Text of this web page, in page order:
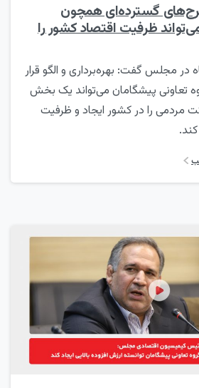
گسترده‌ای همچون
ظرفیت اقتصاد کشور را
در مجلس گفت: بهره‌برداری و الگو قرار
تعاونی پیشگامان می‌تواند یک بخش
مردمی را در کشور ایجاد و ظرفیت